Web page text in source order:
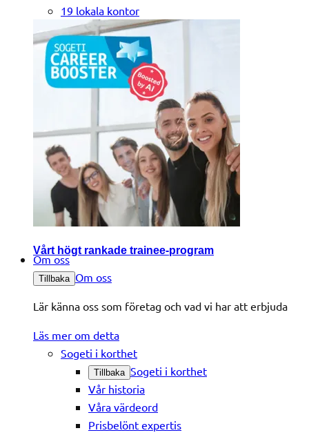
19 lokala kontor
Vårt högt rankade trainee-program
Om oss
Tillbaka Om oss
Lär känna oss som företag och vad vi har att erbjuda
Läs mer om detta
Sogeti i korthet
Tillbaka Sogeti i korthet
Vår historia
Våra värdeord
Prisbelönt expertis